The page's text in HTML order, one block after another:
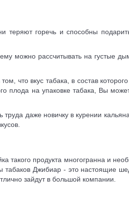
теряют горечь и способны
можно рассчитывать на густые
что вкус табака, в состав которого
плода на упаковке табака, Вы
даже новичку в курении
такого продукта многогранна и
табаков Джибиар - это настоящие
зайдут в большой компании.